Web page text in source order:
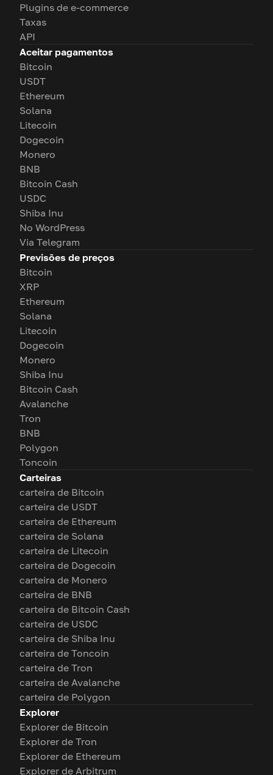
Plugins de e-commerce
Taxas
API
Aceitar pagamentos
Bitcoin
USDT
Ethereum
Solana
Litecoin
Dogecoin
Monero
BNB
Bitcoin Cash
USDC
Shiba Inu
No WordPress
Via Telegram
Previsões de preços
Bitcoin
XRP
Ethereum
Solana
Litecoin
Dogecoin
Monero
Shiba Inu
Bitcoin Cash
Avalanche
Tron
BNB
Polygon
Toncoin
Carteiras
carteira de Bitcoin
carteira de USDT
carteira de Ethereum
carteira de Solana
carteira de Litecoin
carteira de Dogecoin
carteira de Monero
carteira de BNB
carteira de Bitcoin Cash
carteira de USDC
carteira de Shiba Inu
carteira de Toncoin
carteira de Tron
carteira de Avalanche
carteira de Polygon
Explorer
Explorer de Bitcoin
Explorer de Tron
Explorer de Ethereum
Explorer de Arbitrum